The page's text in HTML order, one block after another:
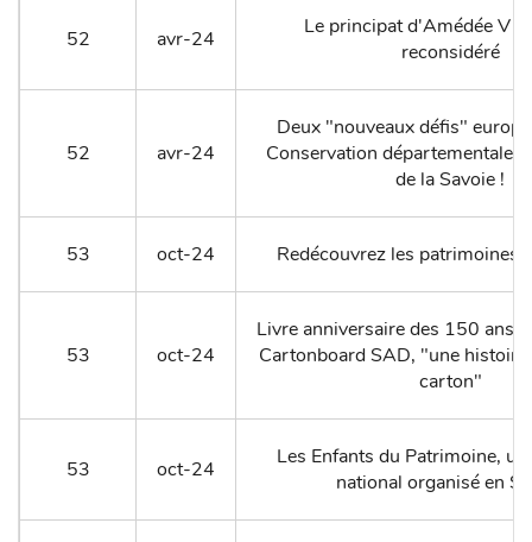
52 avr-24
Le principat d'Amédée V
reconsidéré
52 avr-24
Deux "nouveaux défis"
Conservation départementale
de la Savoie !
53 oct-24 Redécouvrez les patrimoines
53 oct-24
Livre anniversaire des 150 ans
Cartonboard SAD, "une histoire
carton"
53 oct-24
Les Enfants du Patrimoine,
national organisé en